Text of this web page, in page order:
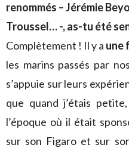
renommés – Jérémie
Troussel… -, as-tu été
Complètement ! Il y a une
les marins passés par
s’appuie sur leurs
que quand j’étais petite,
l’époque où il était
sur son Figaro et sur